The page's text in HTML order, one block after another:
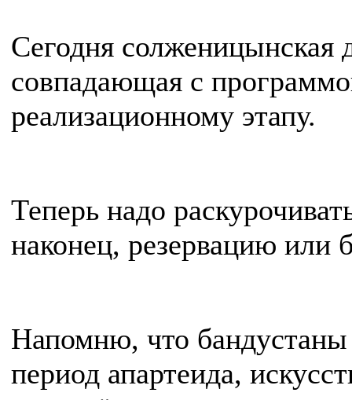
Сегодня
совпадающая с
реализационному этапу.
Теперь надо
наконец, резервацию или
Напомню, что
период апартеида,